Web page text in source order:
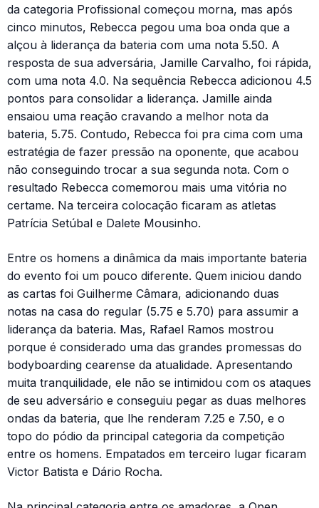
da categoria Profissional começou morna, mas após
cinco minutos, Rebecca pegou uma boa onda que a
alçou à liderança da bateria com uma nota 5.50. A
resposta de sua adversária, Jamille Carvalho, foi rápida,
com uma nota 4.0. Na sequência Rebecca adicionou 4.5
pontos para consolidar a liderança. Jamille ainda
ensaiou uma reação cravando a melhor nota da
bateria, 5.75. Contudo, Rebecca foi pra cima com uma
estratégia de fazer pressão na oponente, que acabou
não conseguindo trocar a sua segunda nota. Com o
resultado Rebecca comemorou mais uma vitória no
certame. Na terceira colocação ficaram as atletas
Patrícia Setúbal e Dalete Mousinho.
Entre os homens a dinâmica da mais importante bateria
do evento foi um pouco diferente. Quem iniciou dando
as cartas foi Guilherme Câmara, adicionando duas
notas na casa do regular (5.75 e 5.70) para assumir a
liderança da bateria. Mas, Rafael Ramos mostrou
porque é considerado uma das grandes promessas do
bodyboarding cearense da atualidade. Apresentando
muita tranquilidade, ele não se intimidou com os ataques
de seu adversário e conseguiu pegar as duas melhores
ondas da bateria, que lhe renderam 7.25 e 7.50, e o
topo do pódio da principal categoria da competição
entre os homens. Empatados em terceiro lugar ficaram
Victor Batista e Dário Rocha.